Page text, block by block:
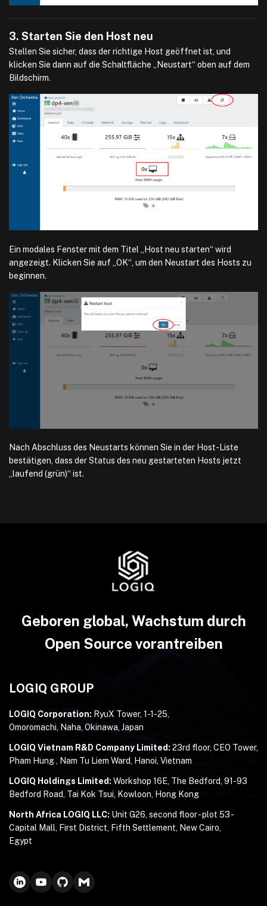
3. Starten Sie den Host neu
Stellen Sie sicher, dass der richtige Host geöffnet ist, und
klicken Sie dann auf die Schaltfläche „Neustart“ oben auf dem
Bildschirm.
Ein modales Fenster mit dem Titel „Host neu starten“ wird
angezeigt. Klicken Sie auf „OK“, um den Neustart des Hosts zu
beginnen.
Nach Abschluss des Neustarts können Sie in der Host-Liste
bestätigen, dass der Status des neu gestarteten Hosts jetzt
„laufend (grün)“ ist.
Geboren global, Wachstum durch
Open Source vorantreiben
LOGIQ GROUP
LOGIQ Corporation: RyuX Tower, 1-1-25,
Omoromachi, Naha, Okinawa, Japan
LOGIQ Vietnam R&D Company Limited: 23rd floor, CEO Tower,
Pham Hung , Nam Tu Liem Ward, Hanoi, Vietnam
LOGIQ Holdings Limited: Workshop 16E, The Bedford, 91-93
Bedford Road, Tai Kok Tsui, Kowloon, Hong Kong
North Africa LOGIQ LLC: Unit G26, second floor - plot 53 -
Capital Mall, First District, Fifth Settlement, New Cairo,
Egypt